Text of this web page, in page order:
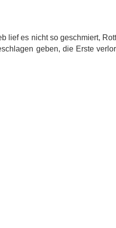
lief es nicht so geschmiert,
geben, die Erste